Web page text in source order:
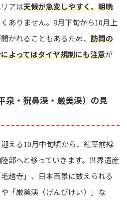
アは天候が急変しやすく、朝晩
ありません。9月下旬から10月上
かれることもあるため、 訪問の
よってはタイヤ規制にも注意が
泉・猊鼻渓・厳美渓）の見
える10月中旬頃から、紅葉前線
部へと移っていきます。世界遺産
越寺」、日本百景に数えられる
「厳美渓（げんびけい）」な